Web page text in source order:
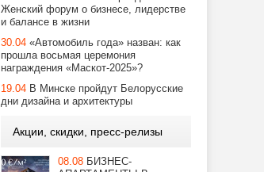
Женский форум о бизнесе, лидерстве
и балансе в жизни
30.04 «Автомобиль года» назван: как
прошла восьмая церемония
награждения «Маскот-2025»?
19.04 В Минске пройдут Белорусские
дни дизайна и архитектуры
Акции, скидки, пресс-релизы
08.08 БИЗНЕС-